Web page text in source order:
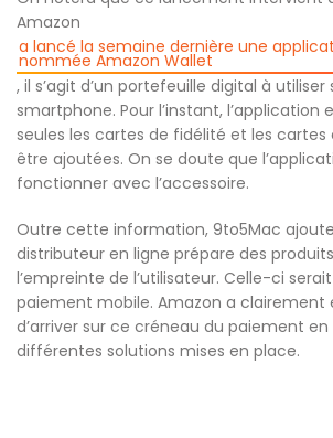
Amazon
a lancé la semaine dernière une
nommée Amazon Wallet
, il s’agit d’un portefeuille digital à utiliser
smartphone. Pour l’instant, l’application
seules les cartes de fidélité et les
être ajoutées. On se doute que
fonctionner avec l’accessoire.
Outre cette information, 9to5Mac
distributeur en ligne prépare des
l’empreinte de l’utilisateur. Celle-ci
paiement mobile. Amazon a clairement
d’arriver sur ce créneau du paiement
différentes solutions mises en place.